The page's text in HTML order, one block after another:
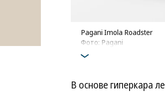
Pagani Imola Roadster
Фото: Pagani
В основе гиперкара